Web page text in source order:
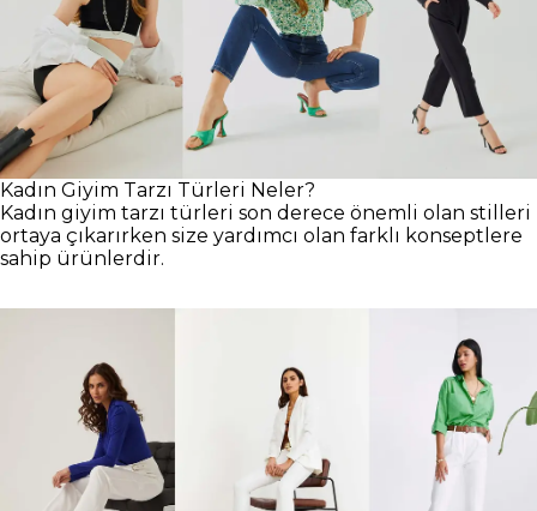
Kadın Giyim Tarzı Türleri Neler?
Kadın giyim tarzı türleri son derece önemli olan stilleri
ortaya çıkarırken size yardımcı olan farklı konseptlere
sahip ürünlerdir.